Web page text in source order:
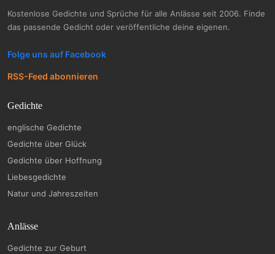
Kostenlose Gedichte und Sprüche für alle Anlässe seit 2006. Finde
das passende Gedicht oder veröffentliche deine eigenen.
Folge uns auf Facebook
RSS-Feed abonnieren
Gedichte
englische Gedichte
Gedichte über Glück
Gedichte über Hoffnung
Liebesgedichte
Natur und Jahreszeiten
Anlässe
Gedichte zur Geburt